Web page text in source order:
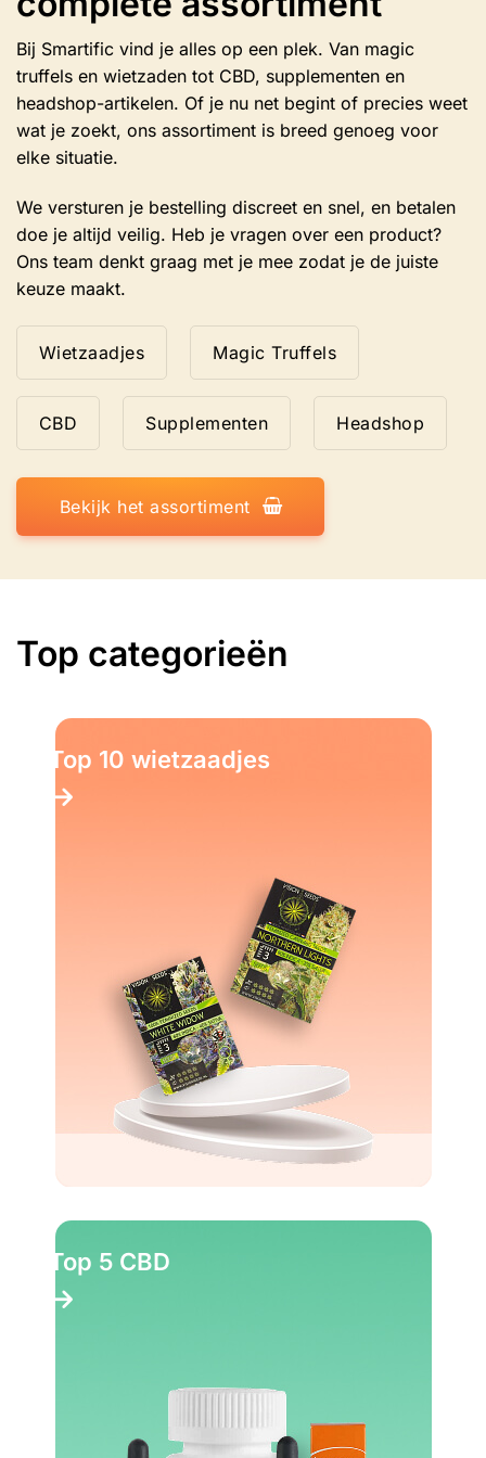
Bij Smartific vind je alles op een plek. Van magic
truffels en wietzaden tot CBD, supplementen en
headshop-artikelen. Of je nu net begint of precies weet
wat je zoekt, ons assortiment is breed genoeg voor
elke situatie.
We versturen je bestelling discreet en snel, en betalen
doe je altijd veilig. Heb je vragen over een product?
Ons team denkt graag met je mee zodat je de juiste
keuze maakt.
Wietzaadjes Magic Truffels
CBD Supplementen Headshop
Bekijk het assortiment
Top categorieën
Top 10 wietzaadjes
Top 5 CBD